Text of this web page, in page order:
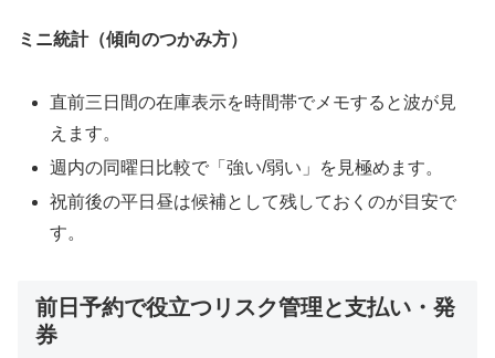
ミニ統計（傾向のつかみ方）
直前三日間の在庫表示を時間帯でメモすると波が見
えます。
週内の同曜日比較で「強い/弱い」を見極めます。
祝前後の平日昼は候補として残しておくのが目安で
す。
前日予約で役立つリスク管理と支払い・発
券